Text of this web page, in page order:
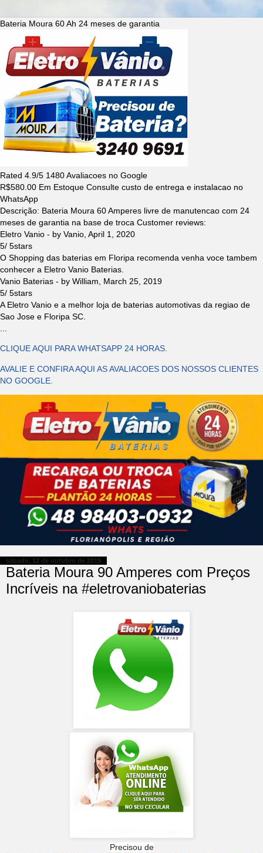
Bateria Moura 60 Ah 24 meses de garantia
Rated 4.9/5 1480Avaliacoes no Google
R$580.00 Em Estoque Consulte custo de entrega e instalacao no
WhatsApp
Descrição: Bateria Moura 60 Amperes livre de manutencao com 24
meses de garantia na base de troca Customer reviews:
Eletro Vanio - by Vanio April 1, 2020
5/ 5stars
O Shopping das baterias em Floripa recomenda venha voce tambem
conhecer a Eletro Vanio Baterias.
Vanio Baterias - by William
March 25, 2019
5/ 5stars
A Eletro Vanio e a melhor loja de baterias automotivas da regiao de
Sao Jose e Floripa SC.
CLIQUE AQUI PARA WHATSAPP 24 HORAS.
AVALIE E CONFIRA AQUI AS AVALIACOES DOS NOSSOS CLIENTES
NO GOOGLE.
sábado, 12 de outubro de 2019
Bateria Moura 90 Amperes com Preços
Incríveis na #eletrovaniobaterias
Precisou de